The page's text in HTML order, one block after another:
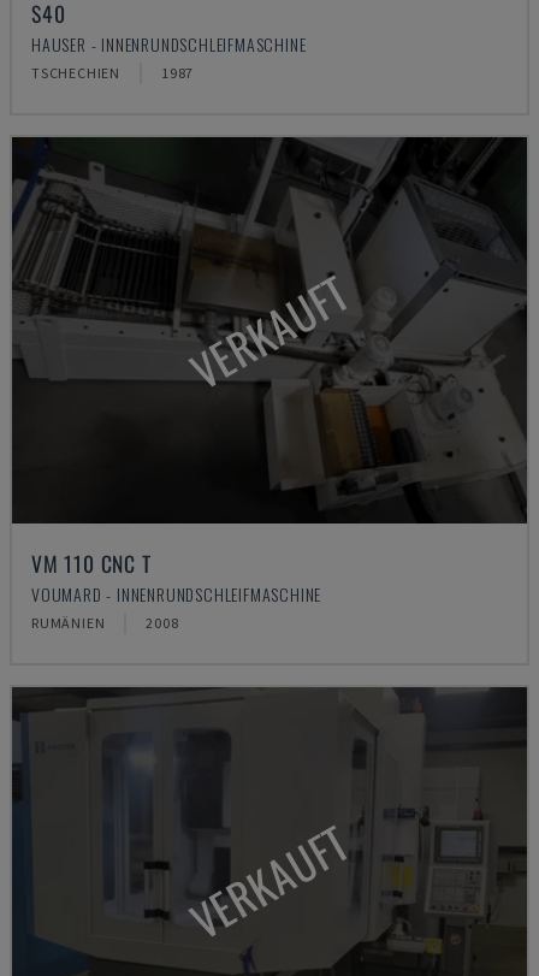
S40
HAUSER - INNENRUNDSCHLEIFMASCHINE
TSCHECHIEN 1987
VERKAUFT
VM 110 CNC T
VOUMARD - INNENRUNDSCHLEIFMASCHINE
RUMÄNIEN 2008
VERKAUFT